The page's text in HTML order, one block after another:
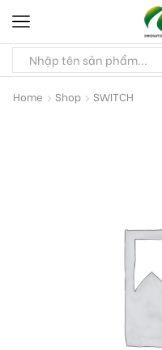
Home Shop SWITCH